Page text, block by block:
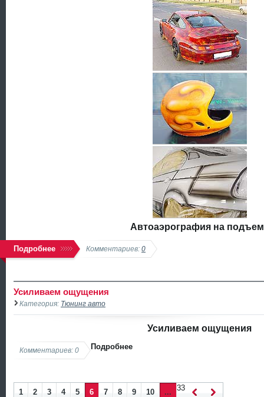
Автоаэрография на
Подробнее Комментариев: 0
Усиливаем ощущения
Категория: Тюнинг авто
Усиливаем ощущения
Подробнее
Комментариев: 0
1 2 3 4 5 6 7 8 9 10 ... 33